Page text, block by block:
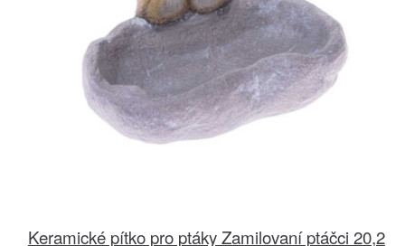
Keramické pítko pro ptáky Zamilovaní ptáčci 20,2